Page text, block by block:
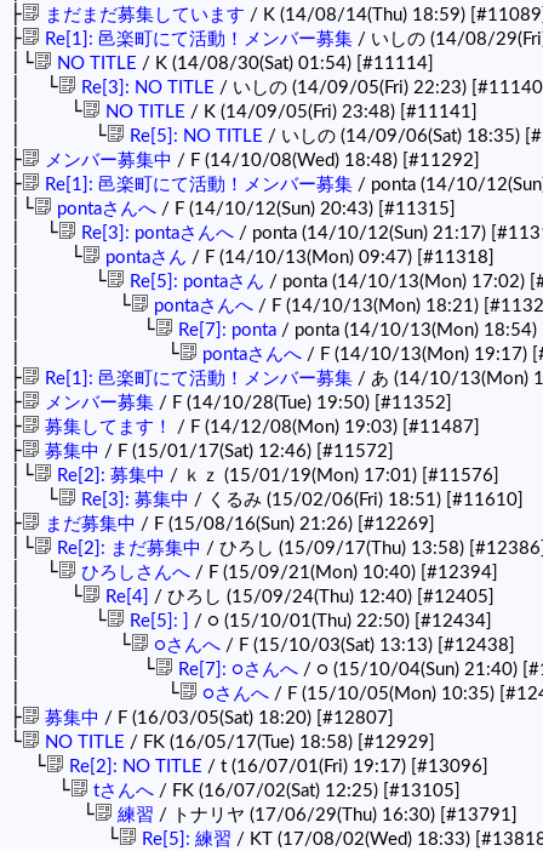
├ まだまだ募集しています / K (14/08/14(Thu) 18:59)
├ Re[1]: 邑楽町にて活動！メンバー募集 / いしの (14/08/
│└ NO TITLE / K (14/08/30(Sat) 01:54) [#11114]
│ └ Re[3]: NO TITLE / いしの (14/09/05(Fri) 22:23)
│ └ NO TITLE / K (14/09/05(Fri) 23:48) [#11141]
│ └ Re[5]: NO TITLE / いしの (14/09/06(Sat) 18:35)
├ メンバー募集中 / F (14/10/08(Wed) 18:48) [#11292]
├ Re[1]: 邑楽町にて活動！メンバー募集 / ponta (14/10/
│└ pontaさんへ / F (14/10/12(Sun) 20:43) [#11315]
│ └ Re[3]: pontaさんへ / ponta (14/10/12(Sun) 21:17)
│ └ pontaさん / F (14/10/13(Mon) 09:47) [#11318]
│ └ Re[5]: pontaさん / ponta (14/10/13(Mon) 17:02)
│ └ pontaさんへ / F (14/10/13(Mon) 18:21)
│ └ Re[7]: ponta / ponta (14/10/13(Mon) 18:54)
│ └ pontaさんへ / F (14/10/13(Mon) 19:17)
├ Re[1]: 邑楽町にて活動！メンバー募集 / あ (14/10/13(Mon)
├ メンバー募集 / F (14/10/28(Tue) 19:50) [#11352]
├ 募集してます！ / F (14/12/08(Mon) 19:03) [#11487]
├ 募集中 / F (15/01/17(Sat) 12:46) [#11572]
│└ Re[2]: 募集中 / ｋｚ (15/01/19(Mon) 17:01) [#11576]
│ └ Re[3]: 募集中 / くるみ (15/02/06(Fri) 18:51) [#11610]
├ まだ募集中 / F (15/08/16(Sun) 21:26) [#12269]
│└ Re[2]: まだ募集中 / ひろし (15/09/17(Thu) 13:58)
│ └ ひろしさんへ / F (15/09/21(Mon) 10:40) [#12394]
│ └ Re[4] / ひろし (15/09/24(Thu) 12:40) [#12405]
│ └ Re[5]: ] / ○ (15/10/01(Thu) 22:50) [#12434]
│ └ ○さんへ / F (15/10/03(Sat) 13:13) [#12438]
│ └ Re[7]: ○さんへ / ○ (15/10/04(Sun) 21:40)
│ └ ○さんへ / F (15/10/05(Mon) 10:35)
├ 募集中 / F (16/03/05(Sat) 18:20) [#12807]
└ NO TITLE / FK (16/05/17(Tue) 18:58) [#12929]
└ Re[2]: NO TITLE / t (16/07/01(Fri) 19:17) [#13096]
└ tさんへ / FK (16/07/02(Sat) 12:25) [#13105]
└ 練習 / トナリヤ (17/06/29(Thu) 16:30) [#13791]
└ Re[5]: 練習 / KT (17/08/02(Wed) 18:33)